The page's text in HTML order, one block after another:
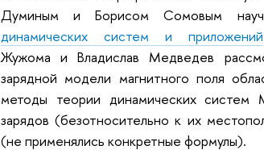
Думиным и Борисом Сомовым
динамических систем и приложений
Жужома и Владислав Медведев
зарядной модели магнитного поля
методы теории динамических систем
зарядов (безотносительно к их
(не применялись конкретные формулы).